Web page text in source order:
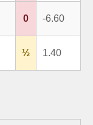
0 -6.60
½ 1.40